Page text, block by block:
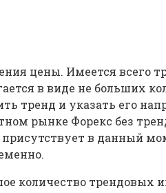
цены. Имеется всего
в виде не больших
тренд и указать его
рынке Форекс без
в данный
количество трендовых